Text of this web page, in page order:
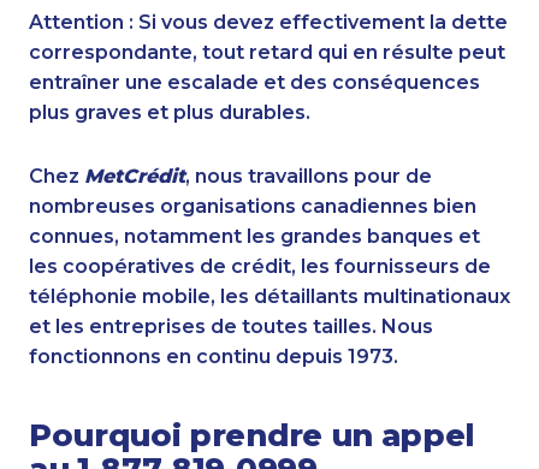
Attention : Si vous devez effectivement la dette
correspondante, tout retard qui en résulte peut
entraîner une escalade et des conséquences
plus graves et plus durables.
Chez MetCrédit, nous travaillons pour de
nombreuses organisations canadiennes bien
connues, notamment les grandes banques et
les coopératives de crédit, les fournisseurs de
téléphonie mobile, les détaillants multinationaux
et les entreprises de toutes tailles. Nous
fonctionnons en continu depuis 1973.
Pourquoi prendre un appel